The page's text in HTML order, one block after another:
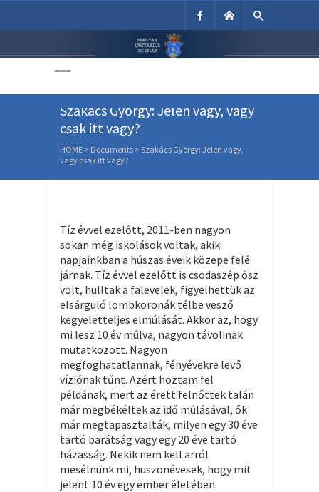
Unitárius Egyház
Szakács György: Jelen vagy, vagy
csak itt vagy?
HOME > Documents > Szakács György: Jelen vagy,
vagy csak itt vagy?
Tíz évvel ezelőtt, 2011-ben nagyon
sokan még iskolások voltak, akik
napjainkban a húszas éveik közepe felé
járnak. Tíz évvel ezelőtt is csodaszép ősz
volt, hulltak a falevelek, figyelhettük az
elsárguló lombkoronák télbe vesző
kegyeletteljes elmúlását. Akkor az, hogy
mi lesz 10 év múlva, nagyon távolinak
mutatkozott. Nagyon
megfoghatatlannak, fényévekre levő
víziónak tűnt. Azért hoztam fel
példának, mert az érett felnőttek talán
már megbékéltek az idő múlásával, ők
már megtapasztalták, milyen egy 30 éve
tartó barátság vagy egy 20 éve tartó
házasság. Nekik nem kell arról
mesélnünk mi, huszonévesek, hogy mit
jelent 10 év egy ember életében.